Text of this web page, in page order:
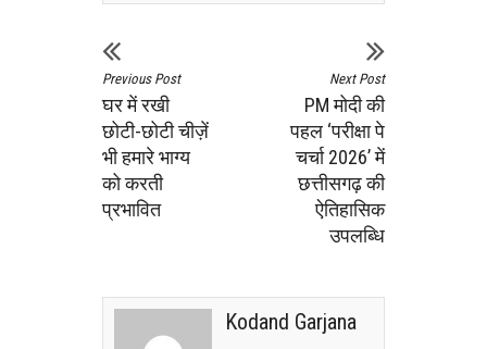
Previous Post
घर में रखी
छोटी-छोटी चीज़ें
भी हमारे भाग्य
को करती
प्रभावित
Next Post
PM मोदी की
पहल ‘परीक्षा पे
चर्चा 2026’ में
छत्तीसगढ़ की
ऐतिहासिक
उपलब्धि
Kodand Garjana